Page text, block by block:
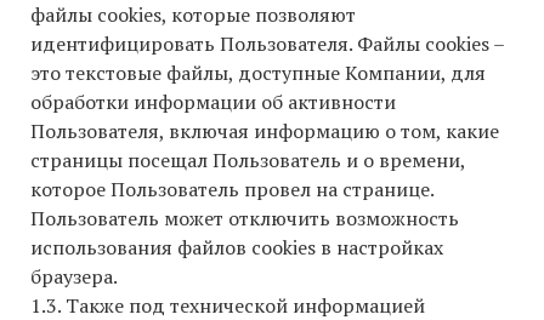
файлы cookies, которые позволяют
идентифицировать Пользователя. Файлы cookies –
это текстовые файлы, доступные Компании, для
обработки информации об активности
Пользователя, включая информацию о том, какие
страницы посещал Пользователь и о времени,
которое Пользователь провел на странице.
Пользователь может отключить возможность
использования файлов cookies в настройках
браузера.
1.3. Также под технической информацией